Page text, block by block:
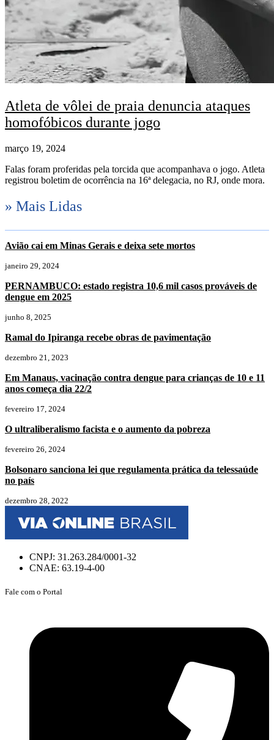
Atleta de vôlei de praia denuncia ataques
homofóbicos durante jogo
março 19, 2024
Falas foram proferidas pela torcida que acompanhava o jogo. Atleta
registrou boletim de ocorrência na 16ª delegacia, no RJ, onde mora.
» Mais Lidas
Avião cai em Minas Gerais e deixa sete mortos
janeiro 29, 2024
PERNAMBUCO: estado registra 10,6 mil casos prováveis de
dengue em 2025
junho 8, 2025
Ramal do Ipiranga recebe obras de pavimentação
dezembro 21, 2023
Em Manaus, vacinação contra dengue para crianças de 10 e 11
anos começa dia 22/2
fevereiro 17, 2024
O ultraliberalismo facista e o aumento da pobreza
fevereiro 26, 2024
Bolsonaro sanciona lei que regulamenta prática da telessaúde
no país
dezembro 28, 2022
CNPJ: 31.263.284/0001-32
CNAE: 63.19-4-00
Fale com o Portal